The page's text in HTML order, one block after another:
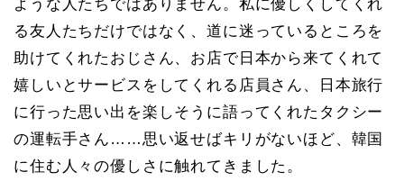
ような人たちではありません。私に優しくしてくれ
る友人たちだけではなく、道に迷っているところを
助けてくれたおじさん、お店で日本から来てくれて
嬉しいとサービスをしてくれる店員さん、日本旅行
に行った思い出を楽しそうに語ってくれたタクシー
の運転手さん……思い返せばキリがないほど、韓国
に住む人々の優しさに触れてきました。